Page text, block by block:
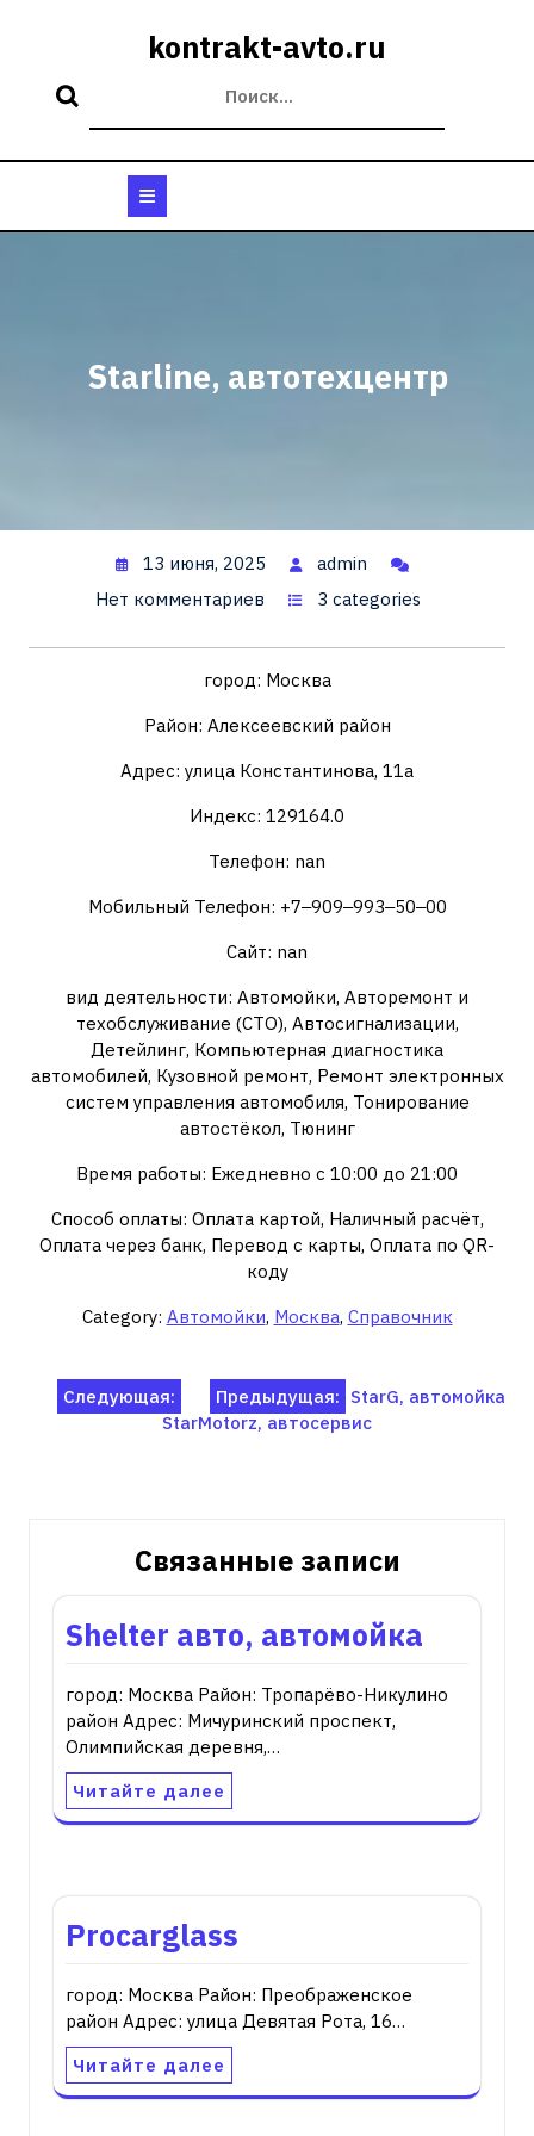
kontrakt-avto.ru
Starline, автотехцентр
13 июня, 2025
admin
Нет комментариев
3 categories
город: Москва
Район: Алексеевский район
Адрес: улица Константинова, 11а
Индекс: 129164.0
Телефон: nan
Мобильный Телефон: +7‒909‒993‒50‒00
Сайт: nan
вид деятельности: Автомойки, Авторемонт и
техобслуживание (СТО), Автосигнализации,
Детейлинг, Компьютерная диагностика
автомобилей, Кузовной ремонт, Ремонт электронных
систем управления автомобиля, Тонирование
автостёкол, Тюнинг
Время работы: Ежедневно с 10:00 до 21:00
Способ оплаты: Оплата картой, Наличный расчёт,
Оплата через банк, Перевод с карты, Оплата по QR-
коду
Category: Автомойки, Москва, Справочник
Навигация
Предыдущая: StarG, автомойка
Следующая:
StarMotorz, автосервис
Связанные записи
Shelter авто, автомойка
город: Москва Район: Тропарёво-Никулино
район Адрес: Мичуринский проспект,
Олимпийская деревня,…
Читайте далее
Procarglass
город: Москва Район: Преображенское
район Адрес: улица Девятая Рота, 16…
Читайте далее